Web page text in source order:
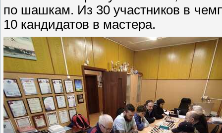
по шашкам. Из 30 участников в
10 кандидатов в мастера.